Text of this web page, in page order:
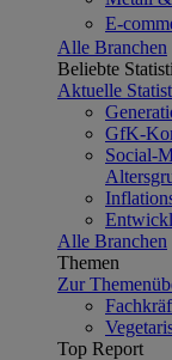
E-
Alle Branchen
Beliebte
Aktuelle
GfK-
Social-
Alle Branchen
Themen
Zur
Top Report